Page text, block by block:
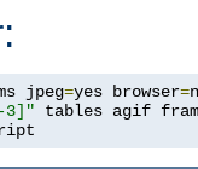
jpeg=yes browser=
3]"